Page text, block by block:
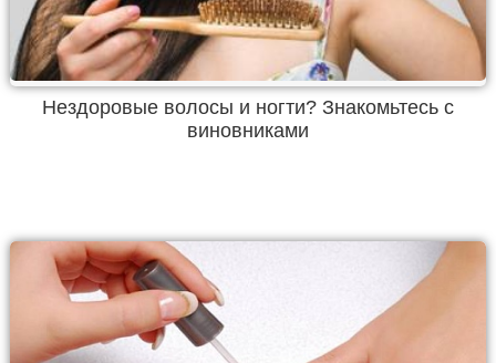
Нездоровые волосы и ногти? Знакомьтесь с
виновниками